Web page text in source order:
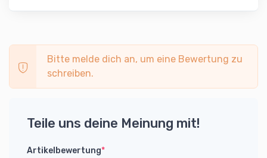
Bitte melde dich an, um eine Bewertung zu
schreiben.
Teile uns deine Meinung mit!
Artikelbewertung*